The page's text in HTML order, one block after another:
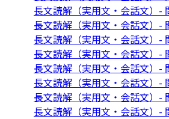
長文読解（実用文・会話文）-
長文読解（実用文・会話文）-
長文読解（実用文・会話文）-
長文読解（実用文・会話文）-
長文読解（実用文・会話文）-
長文読解（実用文・会話文）-
長文読解（実用文・会話文）-
長文読解（実用文・会話文）-